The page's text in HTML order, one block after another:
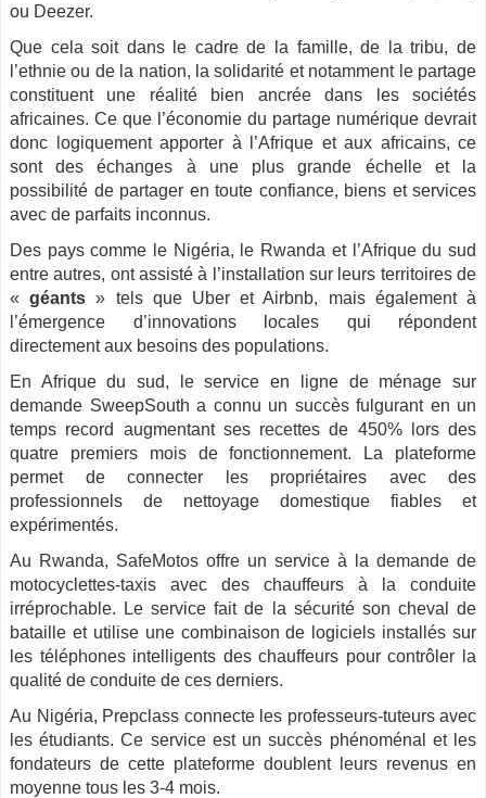
ou Deezer.
Que cela soit dans le cadre de la famille, de la tribu, de
l’ethnie ou de la nation, la solidarité et notamment le partage
constituent une réalité bien ancrée dans les sociétés
africaines. Ce que l’économie du partage numérique devrait
donc logiquement apporter à l’Afrique et aux africains, ce
sont des échanges à une plus grande échelle et la
possibilité de partager en toute confiance, biens et services
avec de parfaits inconnus.
Des pays comme le Nigéria, le Rwanda et l’Afrique du sud
entre autres, ont assisté à l’installation sur leurs territoires de
«géants » tels que Uber et Airbnb, mais également à
l’émergence d’innovations locales qui répondent
directement aux besoins des populations.
En Afrique du sud, le service en ligne de ménage sur
demande SweepSouth a connu un succès fulgurant en un
temps record augmentant ses recettes de 450% lors des
quatre premiers mois de fonctionnement. La plateforme
permet de connecter les propriétaires avec des
professionnels de nettoyage domestique fiables et
expérimentés.
Au Rwanda, SafeMotos offre un service à la demande de
motocyclettes-taxis avec des chauffeurs à la conduite
irréprochable. Le service fait de la sécurité son cheval de
bataille et utilise une combinaison de logiciels installés sur
les téléphones intelligents des chauffeurs pour contrôler la
qualité de conduite de ces derniers.
Au Nigéria, Prepclass connecte les professeurs-tuteurs avec
les étudiants. Ce service est un succès phénoménal et les
fondateurs de cette plateforme doublent leurs revenus en
moyenne tous les 3-4 mois.